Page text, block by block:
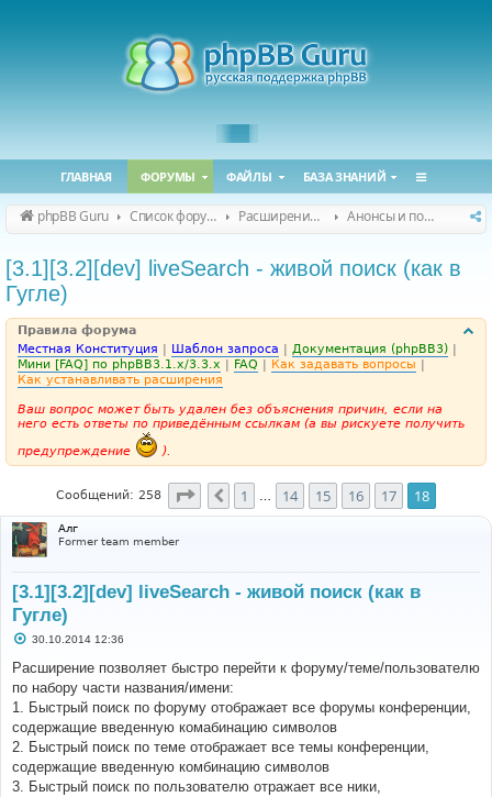
ГЛАВНАЯ ФОРУМЫ ФАЙЛЫ БАЗА ЗНАНИЙ
phpBB Guru Список форумов Расширения phpBB Анонсы и поддержка расширений для phpBB
[3.1][3.2][dev] liveSearch - живой поиск (как в
Гугле)
Правила форума
Местная Конституция | Шаблон запроса | Документация (phpBB3) |
Мини [FAQ] по phpBB3.1.x/3.3.x | FAQ | Как задавать вопросы |
Как устанавливать расширения
Ваш вопрос может быть удален без объяснения причин, если на
него есть ответы по приведённым ссылкам (а вы рискуете получить
предупреждение
).
Сообщений: 258 Страница18 из 18
Пред.
1 14 15 16 17 18
Алг
Former team member
[3.1][3.2][dev] liveSearch - живой поиск (как в
Гугле)
С
о
б
щ
е
н
и
е
30.10.2014 12:36
Расширение позволяет быстро перейти к форуму/теме/пользователю
по набору части названия/имени:
1. Быстрый поиск по форуму отображает все форумы конференции,
содержащие введенную комабинацию символов
2. Быстрый поиск по теме отображает все темы конференции,
содержащие введенную комбинацию символов
3. Быстрый поиск по пользователю отражает все ники,